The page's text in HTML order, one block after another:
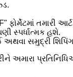
તમારી આર્ટ
સ્પર્ધાત્મક હશે.
સમુદ્રી શિપિંગ